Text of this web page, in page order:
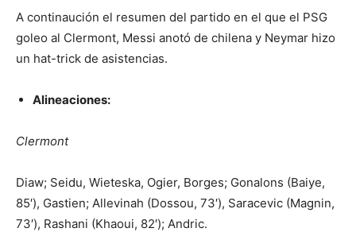
A continaución el resumen del partido en el que el PSG
goleo al Clermont, Messi anotó de chilena y Neymar hizo
un hat-trick de asistencias.
Alineaciones:
Clermont
Diaw; Seidu, Wieteska, Ogier, Borges; Gonalons (Baiye,
85′), Gastien; Allevinah (Dossou, 73′), Saracevic (Magnin,
73′), Rashani (Khaoui, 82′); Andric.